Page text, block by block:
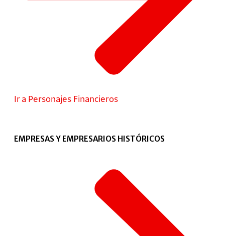
Ir a Personajes Financieros
EMPRESAS Y EMPRESARIOS HISTÓRICOS